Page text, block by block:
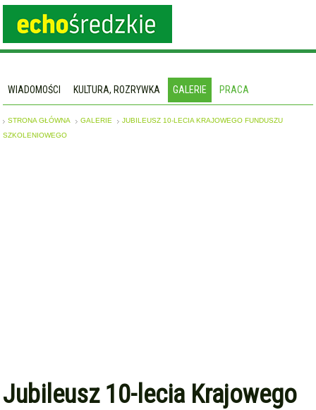
WIADOMOŚCI KULTURA, ROZRYWKA GALERIE PRACA
STRONA GŁÓWNA GALERIE
JUBILEUSZ 10-LECIA KRAJOWEGO FUNDUSZU
SZKOLENIOWEGO
Jubileusz 10-lecia Krajowego